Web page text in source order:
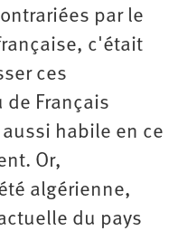
par le
c'était
ces
Français
habile en ce
Or,
algérienne,
du pays